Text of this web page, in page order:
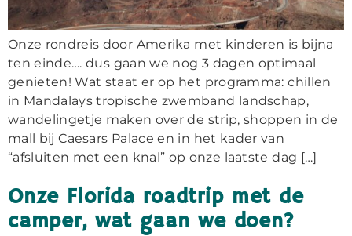
Onze rondreis door Amerika met kinderen is bijna
ten einde…. dus gaan we nog 3 dagen optimaal
genieten! Wat staat er op het programma: chillen
in Mandalays tropische zwemband landschap,
wandelingetje maken over de strip, shoppen in de
mall bij Caesars Palace en in het kader van
“afsluiten met een knal” op onze laatste dag […]
Onze Florida roadtrip met de
camper, wat gaan we doen?